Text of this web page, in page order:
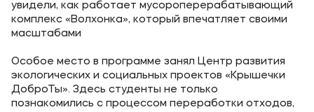
Контакты
Банковские реквизиты
увидели, как работает мусороперерабатывающий
комплекс «Волхонка», который впечатляет своими
масштабами
Особое место в программе занял Центр развития
экологических и социальных проектов «Крышечки
ДоброТы». Здесь студенты не только
познакомились с процессом переработки отходов,